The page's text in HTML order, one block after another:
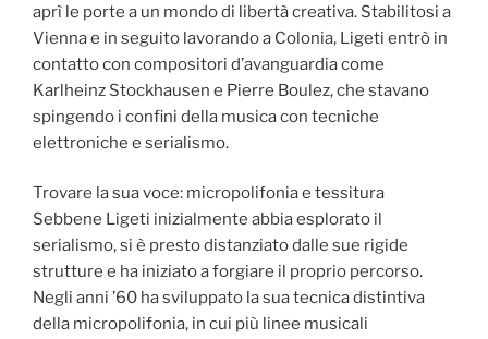
aprì le porte a un mondo di libertà creativa. Stabilitosi a
Vienna e in seguito lavorando a Colonia, Ligeti entrò in
contatto con compositori d’avanguardia come
Karlheinz Stockhausen e Pierre Boulez, che stavano
spingendo i confini della musica con tecniche
elettroniche e serialismo.
Trovare la sua voce: micropolifonia e tessitura
Sebbene Ligeti inizialmente abbia esplorato il
serialismo, si è presto distanziato dalle sue rigide
strutture e ha iniziato a forgiare il proprio percorso.
Negli anni ’60 ha sviluppato la sua tecnica distintiva
della micropolifonia, in cui più linee musicali